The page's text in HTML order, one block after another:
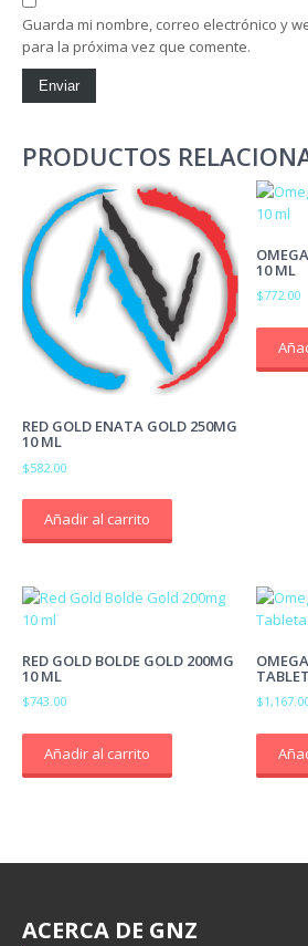
Guarda mi nombre, correo electrónico y
para la próxima vez que comente.
PRODUCTOS
RED GOLD ENATA GOLD 250MG
10 ML
$582.00
Añadir al carrito
10 ML
$772.00
RED GOLD BOLDE GOLD 200MG
10 ML
$743.00
Añadir al carrito
$
ACERCA DE GNZ